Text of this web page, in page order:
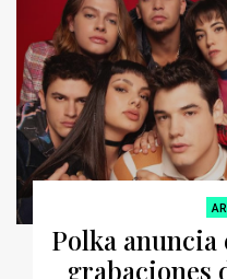
Polka anuncia
grabaciones